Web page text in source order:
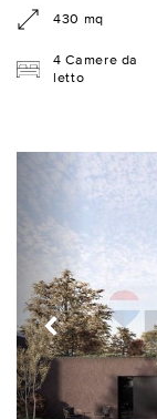
430 mq
4 Camere da
letto